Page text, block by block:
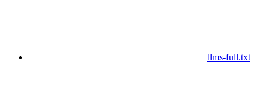
llms-full.txt